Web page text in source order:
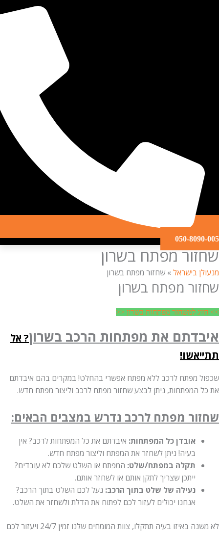
050-
מפתח בשרון
בישראל»שחזור מפתח בשרון
מפתח בשרון
למשחזר מפתחות בשרון <<
את מפתחות הרכב בשרון? אל
מפתח לרכב ללא מפתח אפשרי בהחלט! במקרים בהם איבדתם
המפתחות, ניתן לבצע שחזור מפתח לרכב וליצור מפתח חדש.
מפתח לרכב נדרש במצבים הבאים:
אובדן כל המפתחות:איבדתם את כל המפתחות לרכב? אין
בעיה! ניתן לשחזר את המפתח וליצור מפתח חדש.
תקלה במפתח/שלט:המפתח או השלט שלכם לא עובדים?
ייתכן שצריך לתקן אותם או לשחזר אותם.
נעילה של שלט בתוך הרכב:נעל לכם השלט בתוך הרכב?
אנחנו יכולים לעזור לכם לפתוח את הדלת ולשחזר את השלט.
לא משנה באיזו בעיה תתקלו, צוות המומחים שלנו זמין 24/7 ויעזור לכם